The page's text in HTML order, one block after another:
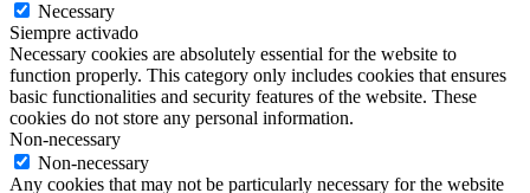
Necessary
Siempre activado
Necessary cookies are absolutely essential for the website to
function properly. This category only includes cookies that ensures
basic functionalities and security features of the website. These
cookies do not store any personal information.
Non-necessary
Non-necessary
Any cookies that may not be particularly necessary for the website